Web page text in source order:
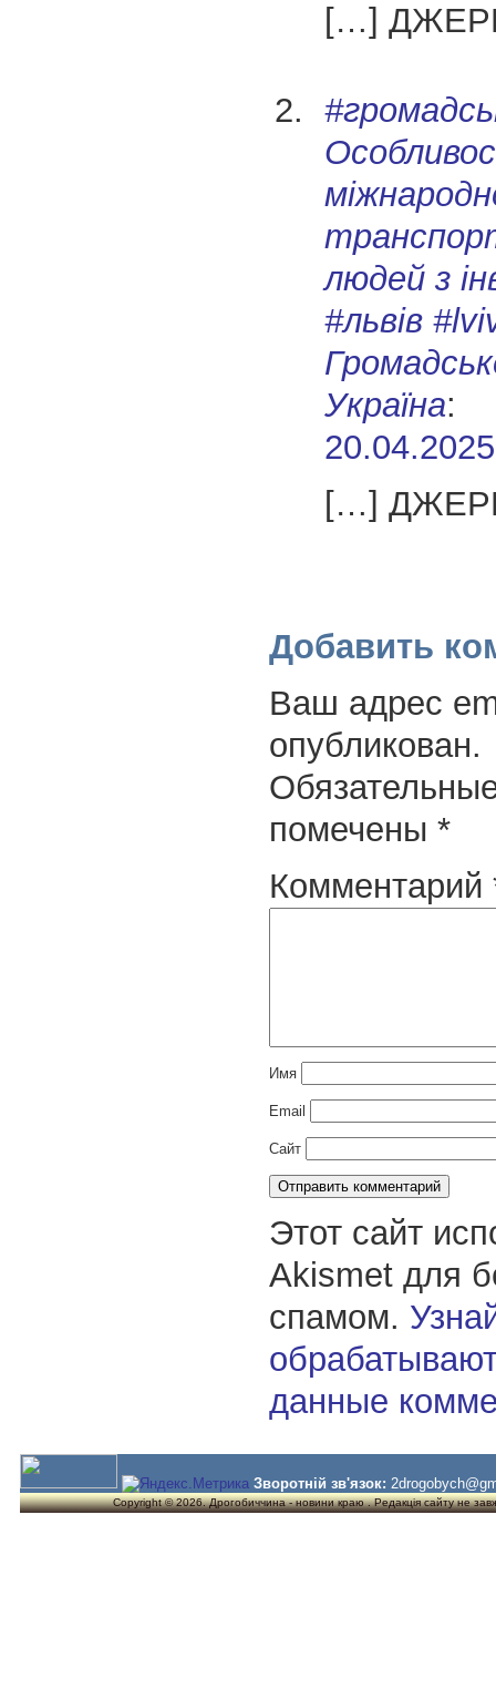
[…]
людей з
#львів
Україна:
[…]
Добавить
Ваш адрес
опубликован.
помечены *
Комментарий
Имя
Email
Сайт
Этот сайт
Akismet для
спамом.
данные
Зворотній зв'язок:
Copyright © 2026. Дрогобиччина - новини краю . Редакція сайту не